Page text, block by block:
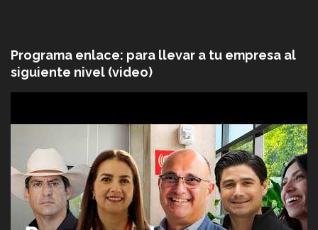
Programa enlace: para llevar a tu empresa al
siguiente nivel (video)